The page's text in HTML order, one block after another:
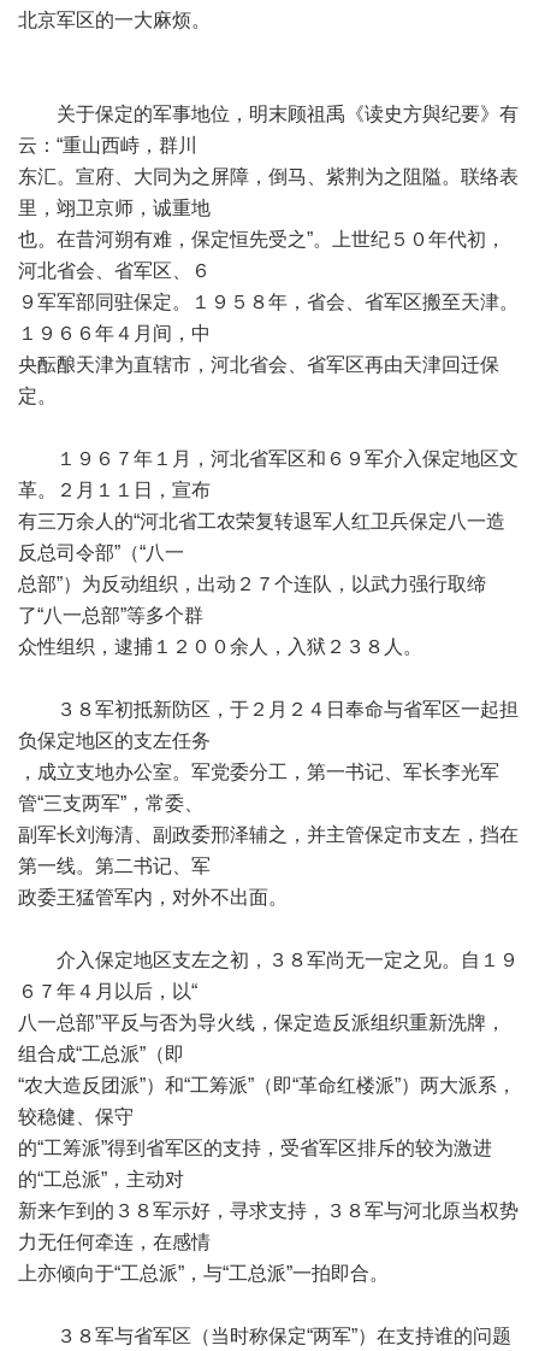
北京军区的一大麻烦。
关于保定的军事地位，明末顾祖禹《读史方與纪要》有
云：“重山西峙，群川
东汇。宣府、大同为之屏障，倒马、紫荆为之阻隘。联络表
里，翊卫京师，诚重地
也。在昔河朔有难，保定恒先受之”。上世纪５０年代初，
河北省会、省军区、６
９军军部同驻保定。１９５８年，省会、省军区搬至天津。
１９６６年４月间，中
央酝酿天津为直辖市，河北省会、省军区再由天津回迁保
定。
１９６７年１月，河北省军区和６９军介入保定地区文
革。２月１１日，宣布
有三万余人的“河北省工农荣复转退军人红卫兵保定八一造
反总司令部”（“八一
总部”）为反动组织，出动２７个连队，以武力强行取缔
了“八一总部”等多个群
众性组织，逮捕１２００余人，入狱２３８人。
３８军初抵新防区，于２月２４日奉命与省军区一起担
负保定地区的支左任务
，成立支地办公室。军党委分工，第一书记、军长李光军
管“三支两军”，常委、
副军长刘海清、副政委邢泽辅之，并主管保定市支左，挡在
第一线。第二书记、军
政委王猛管军内，对外不出面。
介入保定地区支左之初，３８军尚无一定之见。自１９
６７年４月以后，以“
八一总部”平反与否为导火线，保定造反派组织重新洗牌，
组合成“工总派”（即
“农大造反团派”）和“工筹派”（即“革命红楼派”）两大派系，
较稳健、保守
的“工筹派”得到省军区的支持，受省军区排斥的较为激进
的“工总派”，主动对
新来乍到的３８军示好，寻求支持，３８军与河北原当权势
力无任何牵连，在感情
上亦倾向于“工总派”，与“工总派”一拍即合。
３８军与省军区（当时称保定“两军”）在支持谁的问题